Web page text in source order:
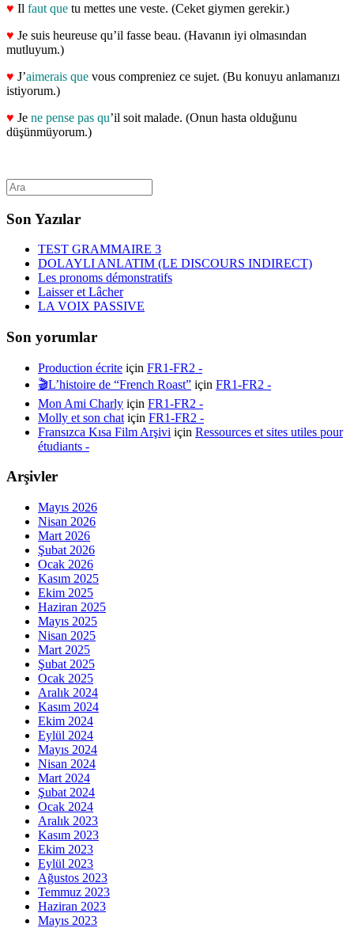
♥ Il faut que tu mettes une veste. (Ceket giymen gerekir.)
♥ Je suis heureuse qu’il fasse beau. (Havanın iyi olmasından
mutluyum.)
♥ J’aimerais que vous compreniez ce sujet. (Bu konuyu anlamanızı
istiyorum.)
♥ Je ne pense pas qu’il soit malade. (Onun hasta olduğunu
düşünmüyorum.)
Son Yazılar
TEST GRAMMAIRE 3
DOLAYLI ANLATIM (LE DISCOURS INDIRECT)
Les pronoms démonstratifs
Laisser et Lâcher
LA VOIX PASSIVE
Son yorumlar
Production écrite için FR1-FR2 -
🎬L’histoire de “French Roast” için FR1-FR2 -
Mon Ami Charly için FR1-FR2 -
Molly et son chat için FR1-FR2 -
Fransızca Kısa Film Arşivi için Ressources et sites utiles pour
étudiants -
Arşivler
Mayıs 2026
Nisan 2026
Mart 2026
Şubat 2026
Ocak 2026
Kasım 2025
Ekim 2025
Haziran 2025
Mayıs 2025
Nisan 2025
Mart 2025
Şubat 2025
Ocak 2025
Aralık 2024
Kasım 2024
Ekim 2024
Eylül 2024
Mayıs 2024
Nisan 2024
Mart 2024
Şubat 2024
Ocak 2024
Aralık 2023
Kasım 2023
Ekim 2023
Eylül 2023
Ağustos 2023
Temmuz 2023
Haziran 2023
Mayıs 2023